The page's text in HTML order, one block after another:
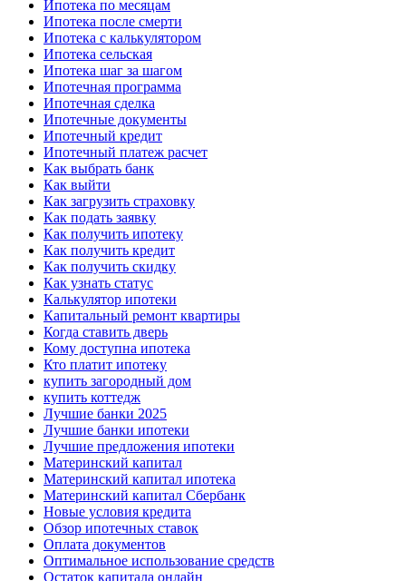
Ипотека по месяцам
Ипотека после смерти
Ипотека с калькулятором
Ипотека сельская
Ипотека шаг за шагом
Ипотечная программа
Ипотечная сделка
Ипотечные документы
Ипотечный кредит
Ипотечный платеж расчет
Как выбрать банк
Как выйти
Как загрузить страховку
Как подать заявку
Как получить ипотеку
Как получить кредит
Как получить скидку
Как узнать статус
Калькулятор ипотеки
Капитальный ремонт квартиры
Когда ставить дверь
Кому доступна ипотека
Кто платит ипотеку
купить загородный дом
купить коттедж
Лучшие банки 2025
Лучшие банки ипотеки
Лучшие предложения ипотеки
Материнский капитал
Материнский капитал ипотека
Материнский капитал Сбербанк
Новые условия кредита
Обзор ипотечных ставок
Оплата документов
Оптимальное использование средств
Остаток капитала онлайн